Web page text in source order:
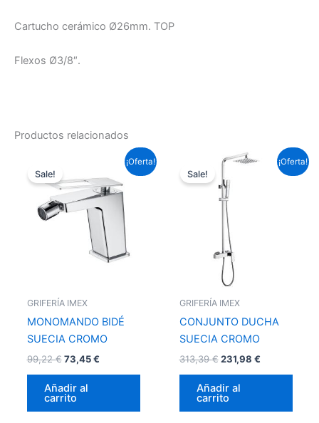
Cartucho cerámico Ø26mm. TOP
Flexos Ø3/8″.
Productos relacionados
¡Oferta!
Sale!
GRIFERÍA IMEX
MONOMANDO BIDÉ
SUECIA CROMO
99,22€
original
era:
99,22 €.
73,45€
precio
actual
es:
73,45 €.
Añadir al
carrito
¡Oferta!
Sale!
GRIFERÍA IMEX
CONJUNTO DUCHA
SUECIA CROMO
313,39€
El
original
era:
313,39 €.
231,98 €
precio
Añadir al
carrito